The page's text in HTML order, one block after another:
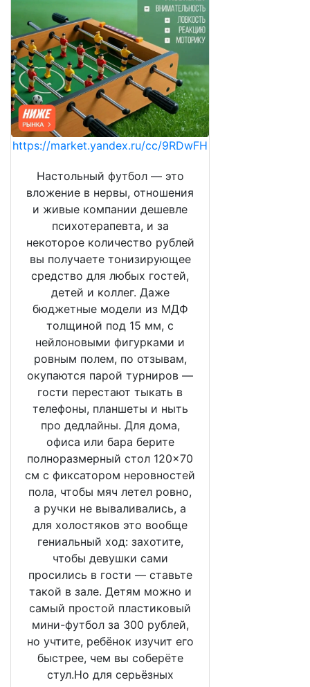
https://market.yandex.ru/cc/9RDwFH
Настольный футбол — это
вложение в нервы, отношения
и живые компании дешевле
психотерапевта, и за
некоторое количество рублей
вы получаете тонизирующее
средство для любых гостей,
детей и коллег. Даже
бюджетные модели из МДФ
толщиной под 15 мм, с
нейлоновыми фигурками и
ровным полем, по отзывам,
окупаются парой турниров —
гости перестают тыкать в
телефоны, планшеты и ныть
про дедлайны. Для дома,
офиса или бара берите
полноразмерный стол 120×70
см с фиксатором неровностей
пола, чтобы мяч летел ровно,
а ручки не вываливались, а
для холостяков это вообще
гениальный ход: захотите,
чтобы девушки сами
просились в гости — ставьте
такой в зале. Детям можно и
самый простой пластиковый
мини-футбол за 300 рублей,
но учтите, ребёнок изучит его
быстрее, чем вы соберёте
стул.Но для серьёзных